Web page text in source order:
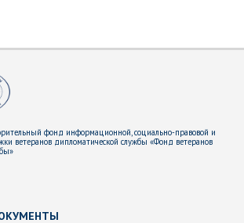
фонд информационной, социально-правовой и
ветеранов дипломатической службы «Фонд ветеранов